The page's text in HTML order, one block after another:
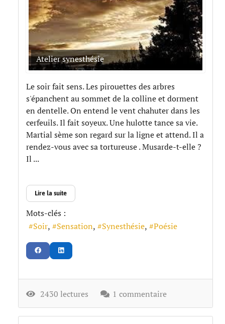
Atelier synesthésie
Le soir fait sens. Les pirouettes des arbres
s'épanchent au sommet de la colline et dorment
en dentelle. On entend le vent chahuter dans les
cerfeuils. Il fait soyeux. Une hulotte tance sa vie.
Martial sème son regard sur la ligne et attend. Il a
rendez-vous avec sa tortureuse . Musarde-t-elle ?
Il ...
Lire la suite
Mots-clés :
Soir
Sensation Synesthésie Poésie
2430 lectures 1 commentaire